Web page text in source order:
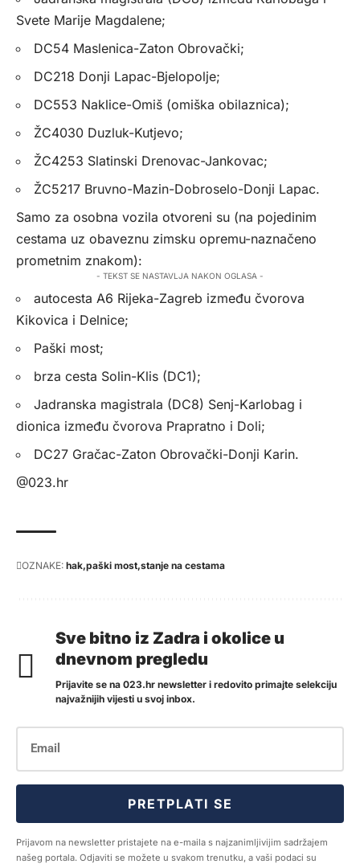
Svete Marije Magdalene;
DC54 Maslenica-Zaton Obrovački;
DC218 Donji Lapac-Bjelopolje;
DC553 Naklice-Omiš (omiška obilaznica);
ŽC4030 Duzluk-Kutjevo;
ŽC4253 Slatinski Drenovac-Jankovac;
ŽC5217 Bruvno-Mazin-Dobroselo-Donji Lapac.
Samo za osobna vozila otvoreni su (na pojedinim
cestama uz obaveznu zimsku opremu-naznačeno
prometnim znakom):
- TEKST SE NASTAVLJA NAKON OGLASA -
autocesta A6 Rijeka-Zagreb između čvorova
Kikovica i Delnice;
Paški most;
brza cesta Solin-Klis (DC1);
Jadranska magistrala (DC8) Senj-Karlobag i
dionica između čvorova Prapratno i Doli;
DC27 Gračac-Zaton Obrovački-Donji Karin.
@023.hr
OZNAKE: hak paški most stanje na cestama
Sve bitno iz Zadra i okolice u
dnevnom pregledu
Prijavite se na 023.hr newsletter i redovito primajte selekciju
najvažnijih vijesti u svoj inbox.
PRETPLATI SE
Prijavom na newsletter pristajete na e-maila s najzanimljivijim sadržajem
našeg portala. Odjaviti se možete u svakom trenutku, a vaši podaci su